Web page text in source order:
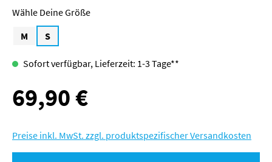
Größe
M
S
Sofort verfügbar, Lieferzeit: 1-3 Tage**
Regulärer Preis:
69,90 €
Preise inkl. MwSt. zzgl. produktspezifischer Versandkosten